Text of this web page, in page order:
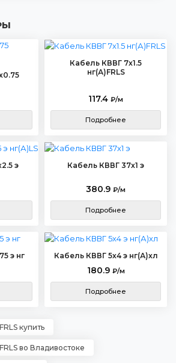
Кабель КВВГ 7х1.5
нг(А)FRLS
117.4 ₽/м
Подробнее
э
Кабель КВВГ 37х1 э
380.9 ₽/м
Подробнее
э нг Кабель КВВГ 5х4 э нг(А)хл
180.9 ₽/м
Подробнее
купить
во Владивостоке